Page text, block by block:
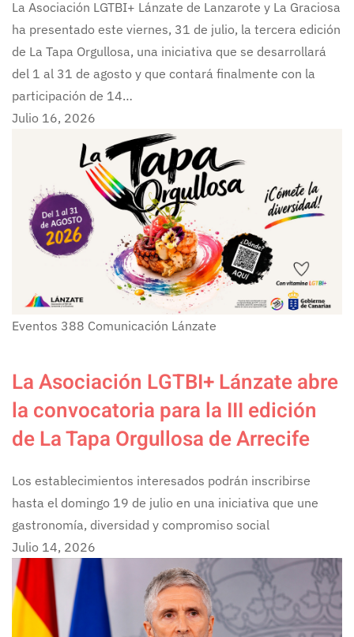
La Asociación LGTBI+ Lánzate de Lanzarote y La Graciosa
ha presentado este viernes, 31 de julio, la tercera edición
de La Tapa Orgullosa, una iniciativa que se desarrollará
del 1 al 31 de agosto y que contará finalmente con la
participación de 14…
Julio 16, 2026
Eventos 388 Comunicación Lánzate
La Asociación LGTBI+ Lánzate abre
la convocatoria para la III edición
de La Tapa Orgullosa de Arrecife
Los establecimientos interesados podrán inscribirse
hasta el domingo 19 de julio en una iniciativa que une
gastronomía, diversidad y compromiso social
Julio 14, 2026